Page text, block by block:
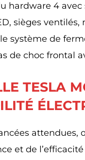
hardware 4 avec
sièges
système de
de choc frontal
TESLA
et de